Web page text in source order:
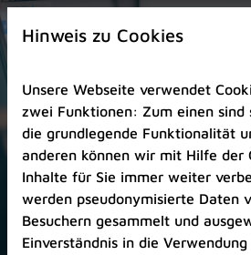
Zur
Startseite
Zum
Seitenanfang
springen
(Schnelltaste
A)
Zur
Navigation/Menü
springen
Hinweis zu Cookies
Unsere Webseite verwendet
zwei Funktionen: Zum einen
die grundlegende Funktionalität
anderen können wir mit Hilfe der
Inhalte für Sie immer weiter
werden pseudonymisierte Daten
Besuchern gesammelt und
Einverständnis in die